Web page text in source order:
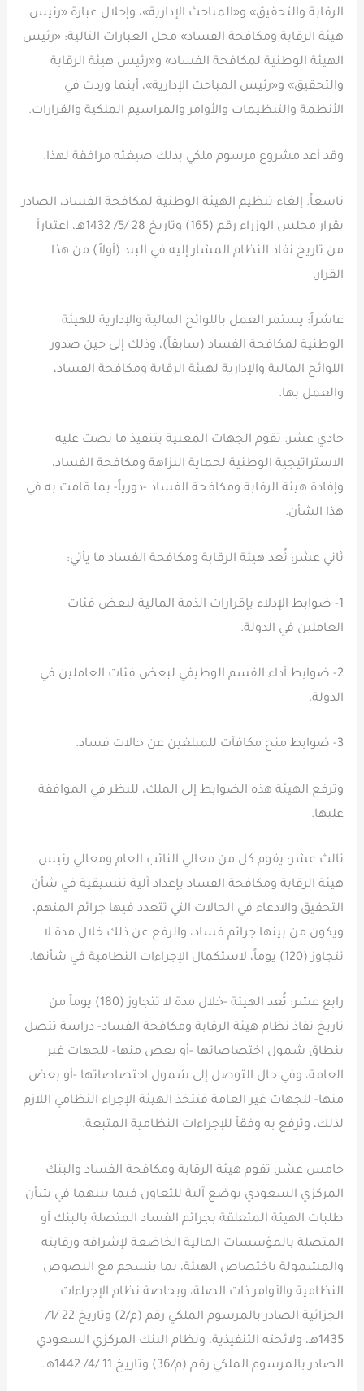
الرقابة والتحقيق» و«المباحث الإدارية»، وإحلال عبارة «رئيس
هيئة الرقابة ومكافحة الفساد» محل العبارات التالية: «رئيس
الهيئة الوطنية لمكافحة الفساد» و«رئيس هيئة الرقابة
والتحقيق» و«رئيس المباحث الإدارية»، أينما وردت في
الأنظمة والتنظيمات والأوامر والمراسيم الملكية والقرارات.
وقد أعد مشروع مرسوم ملكي بذلك صيغته مرافقة لهذا.
تاسعاً: إلغاء تنظيم الهيئة الوطنية لمكافحة الفساد، الصادر
بقرار مجلس الوزراء رقم (165) وتاريخ 28 /5/ 1432هـ، اعتباراً
من تاريخ نفاذ النظام المشار إليه في البند (أولاً) من هذا
القرار.
عاشراً: يستمر العمل باللوائح المالية والإدارية للهيئة
الوطنية لمكافحة الفساد (سابقاً)، وذلك إلى حين صدور
اللوائح المالية والإدارية لهيئة الرقابة ومكافحة الفساد،
والعمل بها.
حادي عشر: تقوم الجهات المعنية بتنفيذ ما نصت عليه
الاستراتيجية الوطنية لحماية النزاهة ومكافحة الفساد،
وإفادة هيئة الرقابة ومكافحة الفساد -دورياً- بما قامت به في
هذا الشأن.
ثاني عشر: تُعد هيئة الرقابة ومكافحة الفساد ما يأتي:
1- ضوابط الإدلاء بإقرارات الذمة المالية لبعض فئات
العاملين في الدولة.
2- ضوابط أداء القسم الوظيفي لبعض فئات العاملين في
الدولة.
3- ضوابط منح مكافآت للمبلغين عن حالات فساد.
وترفع الهيئة هذه الضوابط إلى الملك، للنظر في الموافقة
عليها.
ثالث عشر: يقوم كل من معالي النائب العام ومعالي رئيس
هيئة الرقابة ومكافحة الفساد بإعداد آلية تنسيقية في شأن
التحقيق والادعاء في الحالات التي تتعدد فيها جرائم المتهم،
ويكون من بينها جرائم فساد، والرفع عن ذلك خلال مدة لا
تتجاوز (120) يوماً، لاستكمال الإجراءات النظامية في شأنها.
رابع عشر: تُعد الهيئة -خلال مدة لا تتجاوز (180) يوماً من
تاريخ نفاذ نظام هيئة الرقابة ومكافحة الفساد- دراسة تتصل
بنطاق شمول اختصاصاتها -أو بعض منها- للجهات غير
العامة، وفي حال التوصل إلى شمول اختصاصاتها -أو بعض
منها- للجهات غير العامة فتتخذ الهيئة الإجراء النظامي اللازم
لذلك، وترفع به وفقاً للإجراءات النظامية المتبعة.
خامس عشر: تقوم هيئة الرقابة ومكافحة الفساد والبنك
المركزي السعودي بوضع آلية للتعاون فيما بينهما في شأن
طلبات الهيئة المتعلقة بجرائم الفساد المتصلة بالبنك أو
المتصلة بالمؤسسات المالية الخاضعة لإشرافه ورقابته
والمشمولة باختصاص الهيئة، بما ينسجم مع النصوص
النظامية والأوامر ذات الصلة، وبخاصة نظام الإجراءات
الجزائية الصادر بالمرسوم الملكي رقم (م/2) وتاريخ 22 /1/
1435هـ، ولائحته التنفيذية، ونظام البنك المركزي السعودي
الصادر بالمرسوم الملكي رقم (م/36) وتاريخ 11 /4/ 1442هـ.